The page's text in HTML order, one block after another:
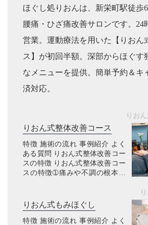
ほぐし処りおんは、新栄町駅徒歩
腰痛・ひざ痛改善サロンです。24
営業。運動療法を用いた【りおん
ス】が初回半額。深部からほぐす
なメニューを提供。簡単予約＆キ
済対応。
りお
りおん式整体改善コース
特徴 施術の流れ 事例紹介 よく
ある質問 りおん式整体改善コー
スの特徴 りおん式整体改善コー
スの特徴➀痛みや不調の根本改
り返す肩こり・腰痛・坐骨神経
痛等の痛み病院で異常なしと
言...
りおん式もみほぐし
特徴 施術の流れ 事例紹介 よく